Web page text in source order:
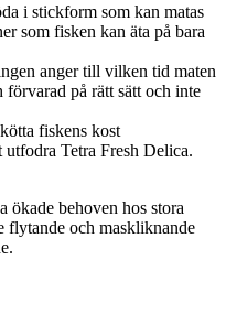
i stickform som kan matas
som fisken kan äta på bara
anger till vilken tid maten
på rätt sätt och inte
fiskens kost
utfodra Tetra Fresh Delica.
ökade behoven hos stora
flytande och maskliknande